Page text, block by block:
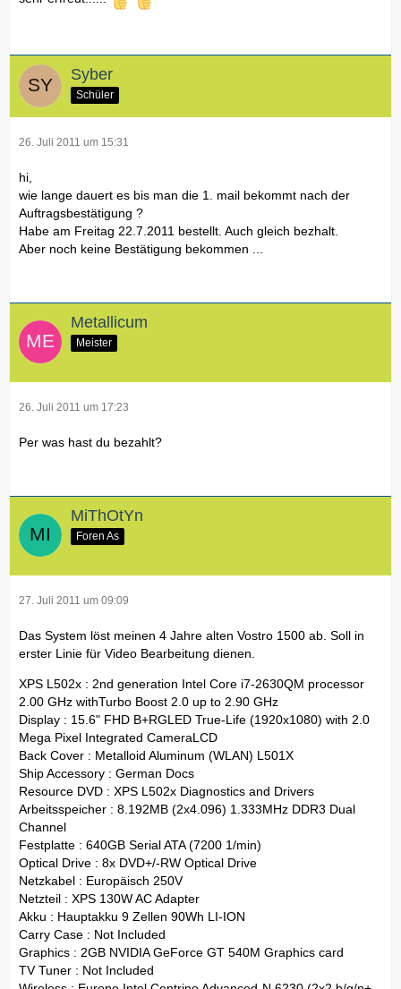
Syber
Schüler
26. Juli 2011 um 15:31
hi,
wie lange dauert es bis man die 1. mail bekommt nach der
Auftragsbestätigung ?
Habe am Freitag 22.7.2011 bestellt. Auch gleich bezhalt.
Aber noch keine Bestätigung bekommen ...
Metallicum
Meister
26. Juli 2011 um 17:23
Per was hast du bezahlt?
MiThOtYn
Foren As
27. Juli 2011 um 09:09
Das System löst meinen 4 Jahre alten Vostro 1500 ab. Soll in
erster Linie für Video Bearbeitung dienen.
XPS L502x : 2nd generation Intel Core i7-2630QM processor
2.00 GHz withTurbo Boost 2.0 up to 2.90 GHz
Display : 15.6" FHD B+RGLED True-Life (1920x1080) with 2.0
Mega Pixel Integrated CameraLCD
Back Cover : Metalloid Aluminum (WLAN) L501X
Ship Accessory : German Docs
Resource DVD : XPS L502x Diagnostics and Drivers
Arbeitsspeicher : 8.192MB (2x4.096) 1.333MHz DDR3 Dual
Channel
Festplatte : 640GB Serial ATA (7200 1/min)
Optical Drive : 8x DVD+/-RW Optical Drive
Netzkabel : Europäisch 250V
Netzteil : XPS 130W AC Adapter
Akku : Hauptakku 9 Zellen 90Wh LI-ION
Carry Case : Not Included
Graphics : 2GB NVIDIA GeForce GT 540M Graphics card
TV Tuner : Not Included